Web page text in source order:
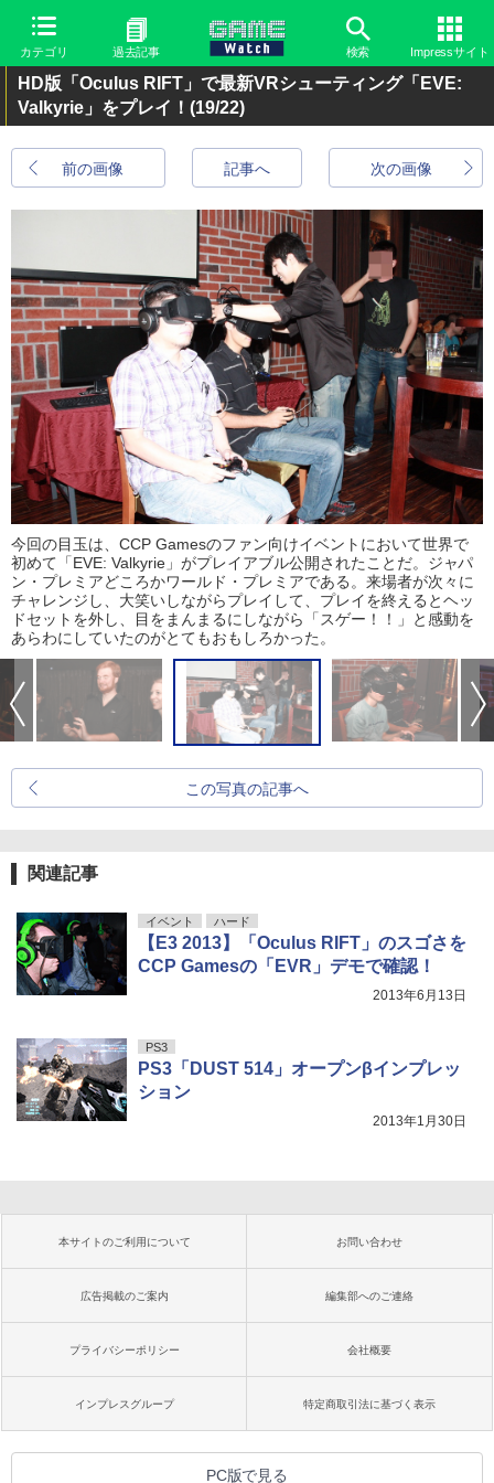
カテゴリ 過去記事 検索 Impressサイト
HD版「Oculus RIFT」で最新VRシューティング「EVE:
Valkyrie」をプレイ！ (19/22)
前の画像 次の画像
記事へ
今回の目玉は、CCP Gamesのファン向けイベントにおいて世界で
初めて「EVE: Valkyrie」がプレイアブル公開されたことだ。ジャパ
ン・プレミアどころかワールド・プレミアである。来場者が次々に
チャレンジし、大笑いしながらプレイして、プレイを終えるとヘッ
ドセットを外し、目をまんまるにしながら「スゲー！！」と感動を
あらわにしていたのがとてもおもしろかった。
この写真の記事へ
関連記事
イベント ハード
【E3 2013】「Oculus RIFT」のスゴさを
CCP Gamesの「EVR」デモで確認！
2013年6月13日
PS3
PS3「DUST 514」オープンβインプレッ
ション
2013年1月30日
本サイトのご利用について お問い合わせ
広告掲載のご案内 編集部へのご連絡
プライバシーポリシー 会社概要
インプレスグループ 特定商取引法に基づく表示
PC版で見る